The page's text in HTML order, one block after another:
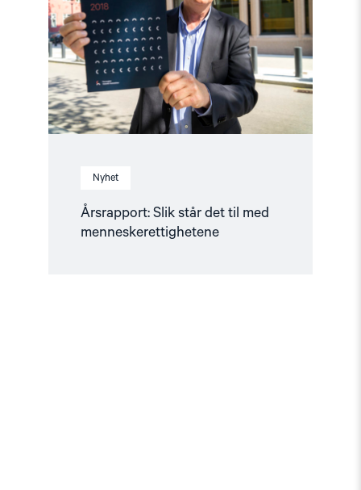
Nyhet
Årsrapport: Slik står det til med
menneskerettighetene
det
til
med
menneskerettighetene"